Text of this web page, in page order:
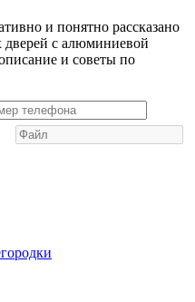
и понятно рассказано
с алюминиевой
и советы по